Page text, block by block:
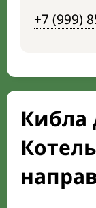
+7 (999)
Кибла